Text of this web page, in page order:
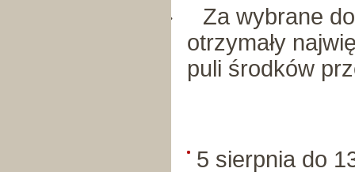
·
Za wybrane
otrzymały
puli środków
5 sierpnia do